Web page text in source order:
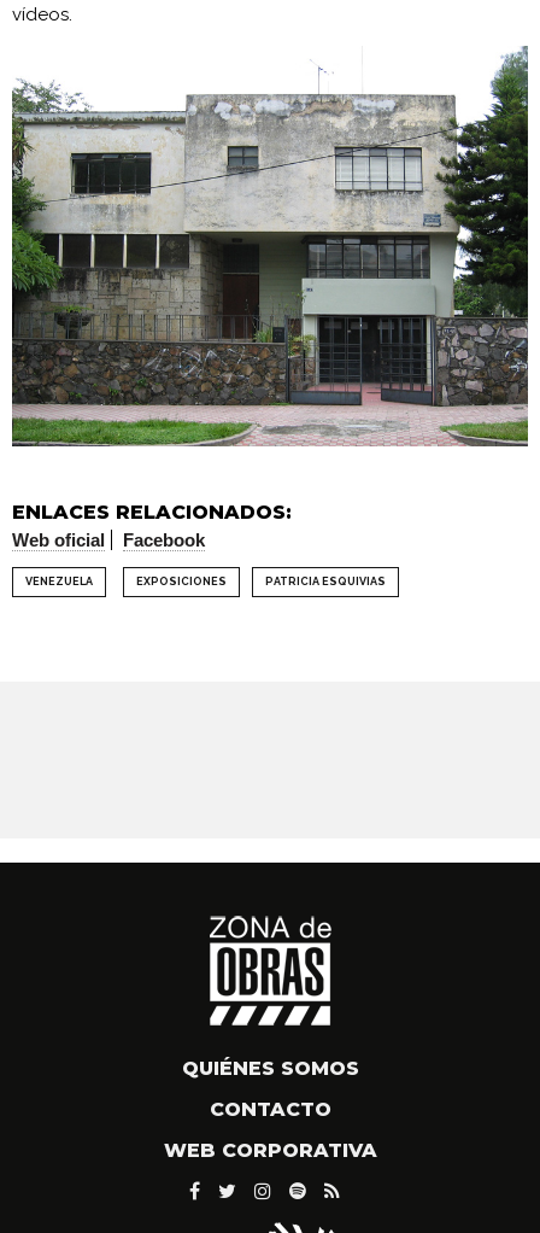
vídeos.
ENLACES RELACIONADOS:
Web oficial Facebook
VENEZUELA EXPOSICIONES PATRICIA ESQUIVIAS
QUIÉNES SOMOS
CONTACTO
WEB CORPORATIVA